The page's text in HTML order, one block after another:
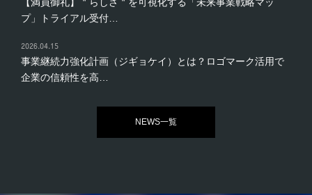
プ」トライアル受付…
2026.04.15
事業継続力強化計画（ジギョケイ）とは？ロゴマーク活用で
企業の信頼性を高…
NEWS一覧